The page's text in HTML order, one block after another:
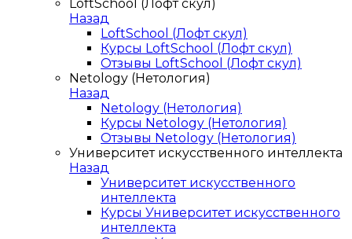
LoftSchool (Лофт скул)
Назад
LoftSchool (Лофт скул)
Курсы LoftSchool (Лофт скул)
Отзывы LoftSchool (Лофт скул)
Netology (Нетология)
Назад
Netology (Нетология)
Курсы Netology (Нетология)
Отзывы Netology (Нетология)
Университет искусственного интеллекта
Назад
Университет искусственного
интеллекта
Курсы Университет искусственного
интеллекта